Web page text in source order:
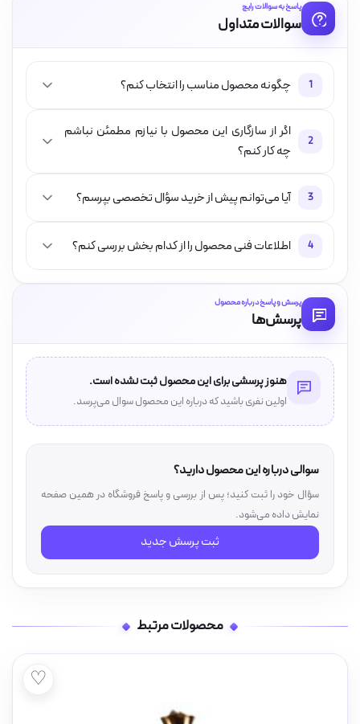
پاسخ به سوالات رایج
سوالات متداول
1 چگونه محصول مناسب را انتخاب کنم؟
2
اگر از سازگاری این محصول با نیازم مطمئن نباشم
چه کار کنم؟
3 آیا می‌توانم پیش از خرید سؤال تخصصی بپرسم؟
4 اطلاعات فنی محصول را از کدام بخش بررسی کنم؟
پرسش و پاسخ درباره محصول
پرسش‌ها
هنوز پرسشی برای این محصول ثبت نشده است.
اولین نفری باشید که درباره این محصول سوال می‌پرسد.
سوالی درباره این محصول دارید؟
سؤال خود را ثبت کنید؛ پس از بررسی و پاسخ فروشگاه در همین صفحه
نمایش داده می‌شود.
ثبت پرسش جدید
محصولات مرتبط
♡